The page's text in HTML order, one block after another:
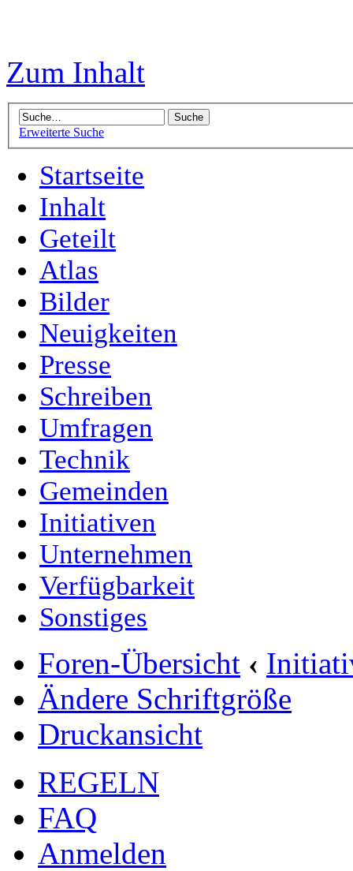
Zum Inhalt
Erweiterte Suche
Startseite
Inhalt
Geteilt
Atlas
Bilder
Neuigkeiten
Presse
Schreiben
Umfragen
Technik
Gemeinden
Initiativen
Unternehmen
Verfügbarkeit
Sonstiges
Foren-Übersicht ‹
Ändere Schriftgröße
Druckansicht
REGELN
FAQ
Anmelden